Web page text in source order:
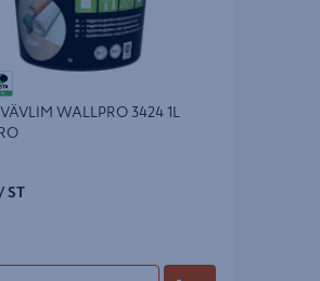
WALLPRO 3424 1L
/ ST